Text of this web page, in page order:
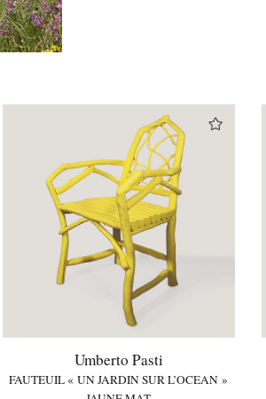
Umberto Pasti
FAUTEUIL « UN JARDIN SUR L’OCEAN »